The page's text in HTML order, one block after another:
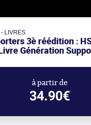
LIVRES
3è réédition :
Génération
à partir de
34.90€